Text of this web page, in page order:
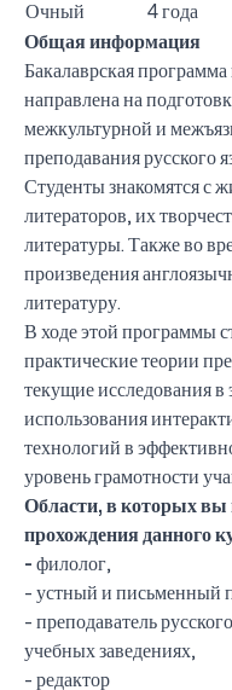
Очный
4 года
Общая информация
Бакалаврская
направлена ​​на
межкультурной и
преподавания русского
Студенты знакомятся с
литераторов, их
литературы. Также во
произведения
литературу.
В ходе этой программы
практические теории
текущие исследования в
использования
технологий в
уровень грамотности
Области, в которых вы
прохождения данного
- филолог,
- устный и письменный
- преподаватель
учебных заведениях,
- редактор